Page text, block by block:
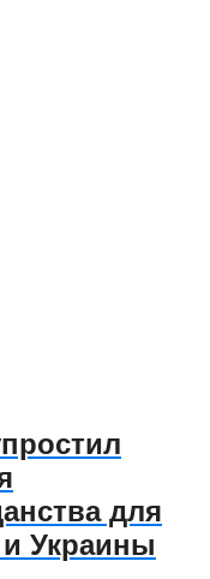
для
Украины